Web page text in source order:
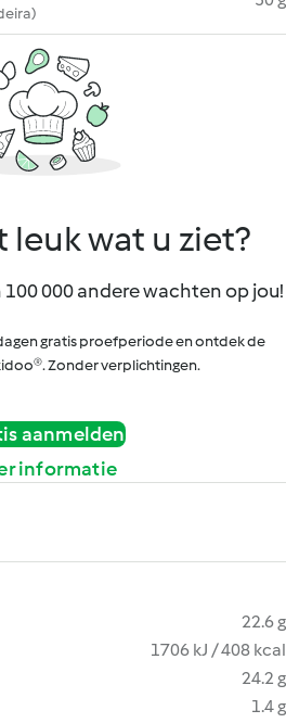
leuk wat u ziet?
000 andere wachten op jou!
gratis proefperiode en ontdek de
Zonder verplichtingen.
aanmelden
informatie
22.6 g
1706 kJ / 408 kcal
24.2 g
1.4 g